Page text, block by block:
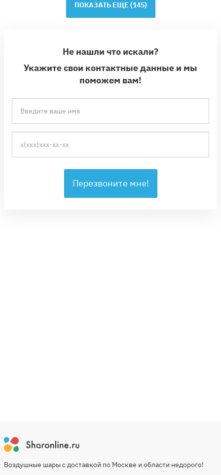
ПОКАЗАТЬ ЕЩЕ (145)
Не нашли что искали?
Укажите свои контактные данные и мы
поможем вам!
Перезвоните мне!
Воздушные шары с доставкой по Москве и области недорого!